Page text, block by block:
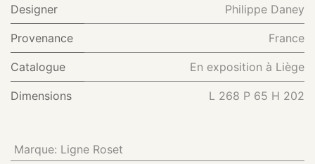
Designer Philippe Daney
Provenance France
Catalogue En exposition à Liège
Dimensions L 268 P 65 H 202
Marque: Ligne Roset